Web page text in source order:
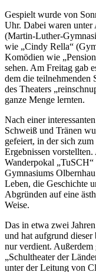
Gespielt wurde von
Uhr. Dabei waren unter
(Martin-Luther-
wie „Cindy Rella“
Komödien wie
sehen. Am Freitag gab
dem die teilnehmenden
des Theaters
ganze Menge lernten.
Nach einer
Schweiß und Tränen
gefeiert, in der sich
Ergebnissen
Wanderpokal
Gymnasiums
Leben, die Geschichte
Abgründen auf eine
Weise.
Das in etwa zwei
und hat aufgrund dieser
nur verdient.
„Schultheater der
unter der Leitung von